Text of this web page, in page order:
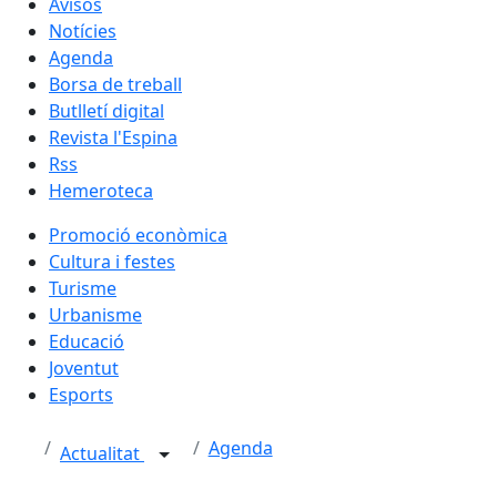
Notícies
Agenda
Borsa de treball
Butlletí digital
Revista l'Espina
Rss
Hemeroteca
Promoció econòmica
Cultura i festes
Turisme
Urbanisme
Educació
Joventut
Esports
Actualitat Agenda